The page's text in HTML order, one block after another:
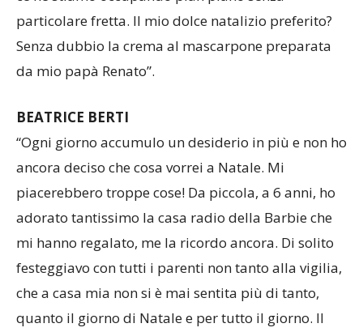
particolare fretta. Il mio dolce natalizio preferito?
Senza dubbio la crema al mascarpone preparata
da mio papà Renato”.
BEATRICE BERTI
“Ogni giorno accumulo un desiderio in più e non ho
ancora deciso che cosa vorrei a Natale. Mi
piacerebbero troppe cose! Da piccola, a 6 anni, ho
adorato tantissimo la casa radio della Barbie che
mi hanno regalato, me la ricordo ancora. Di solito
festeggiavo con tutti i parenti non tanto alla vigilia,
che a casa mia non si è mai sentita più di tanto,
quanto il giorno di Natale e per tutto il giorno. Il